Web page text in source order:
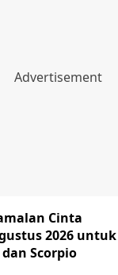
Cinta
2026 untuk
Scorpio